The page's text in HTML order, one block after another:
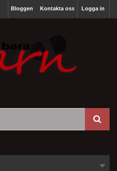
Logga in
Bloggen Kontakta oss